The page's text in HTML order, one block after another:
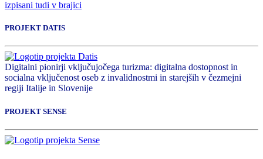
PROJEKT DATIS
Digitalni pionirji vključujočega turizma: digitalna dostopnost in
socialna vključenost oseb z invalidnostmi in starejših v čezmejni
regiji Italije in Slovenije
PROJEKT SENSE